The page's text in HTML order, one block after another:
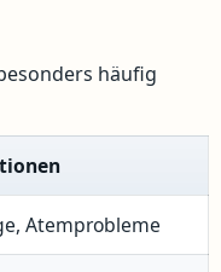
häufig
Atemprobleme